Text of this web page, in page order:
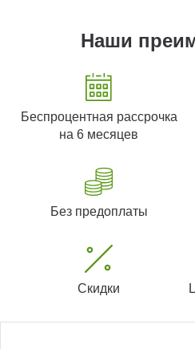
Наши
Беспроцентная рассрочка
на 6 месяцев
Без предоплаты
Скидки